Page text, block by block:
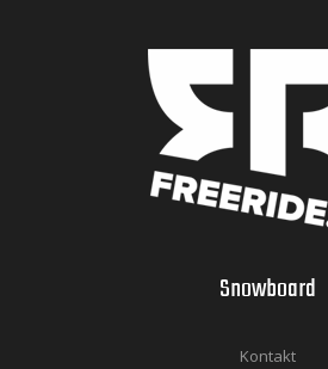
Snowboard
Kontakt